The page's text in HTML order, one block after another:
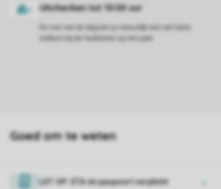
De rest van de dag ben je natuurlijk wel van harte
welkom bij de faciliteiten op het park.
LET OP: ETA én paspoort verplicht